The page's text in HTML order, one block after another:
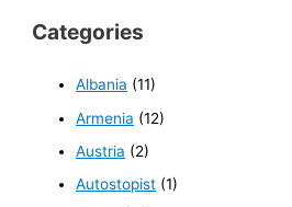
Categories
Albania (11)
Armenia (12)
Austria (2)
Autostopist (1)